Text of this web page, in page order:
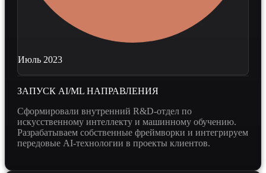
Июль 2023
ЗАПУСК AI/ML НАПРАВЛЕНИЯ
Сформировали внутренний R&D-отдел по
искусственному интеллекту и машинному обучению.
Разрабатываем собственные фреймворки и интегрируем
передовые AI-технологии в проекты клиентов.